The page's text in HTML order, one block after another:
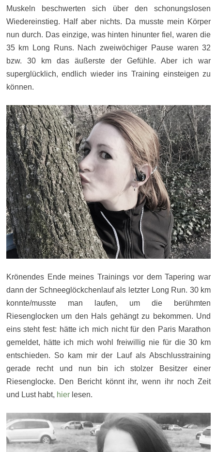
Muskeln beschwerten sich über den schonungslosen
Wiedereinstieg. Half aber nichts. Da musste mein Körper
nun durch. Das einzige, was hinten hinunter fiel, waren die
35 km Long Runs. Nach zweiwöchiger Pause waren 32
bzw. 30 km das äußerste der Gefühle. Aber ich war
superglücklich, endlich wieder ins Training einsteigen zu
können.
Krönendes Ende meines Trainings vor dem Tapering war
dann der Schneeglöckchenlauf als letzter Long Run. 30 km
konnte/musste man laufen, um die berühmten
Riesenglocken um den Hals gehängt zu bekommen. Und
eins steht fest: hätte ich mich nicht für den Paris Marathon
gemeldet, hätte ich mich wohl freiwillig nie für die 30 km
entschieden. So kam mir der Lauf als Abschlusstraining
gerade recht und nun bin ich stolzer Besitzer einer
Riesenglocke. Den Bericht könnt ihr, wenn ihr noch Zeit
und Lust habt, hierlesen.